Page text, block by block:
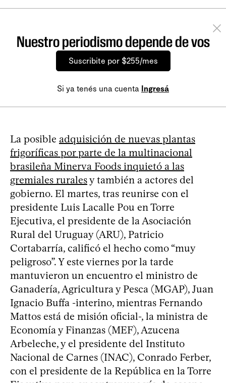
Nuestro periodismo depende de vos
Suscribite por $255/mes
Si ya tenés una cuenta Ingresá
La posible adquisición de nuevas plantas
frigoríficas por parte de la multinacional
brasileña Minerva Foods inquietó a las
gremiales ruralesy también a actores del
gobierno. El martes, tras reunirse con el
presidente Luis Lacalle Pou en Torre
Ejecutiva, el presidente de la Asociación
Rural del Uruguay (ARU), Patricio
Cortabarría, calificó el hecho como “muy
peligroso”. Y este viernes por la tarde
mantuvieron un encuentro el ministro de
Ganadería, Agricultura y Pesca (MGAP), Juan
Ignacio Buffa -interino, mientras Fernando
Mattos está de misión oficial-, la ministra de
Economía y Finanzas (MEF), Azucena
Arbeleche, y el presidente del Instituto
Nacional de Carnes (INAC), Conrado Ferber,
con el presidente de la República en la Torre